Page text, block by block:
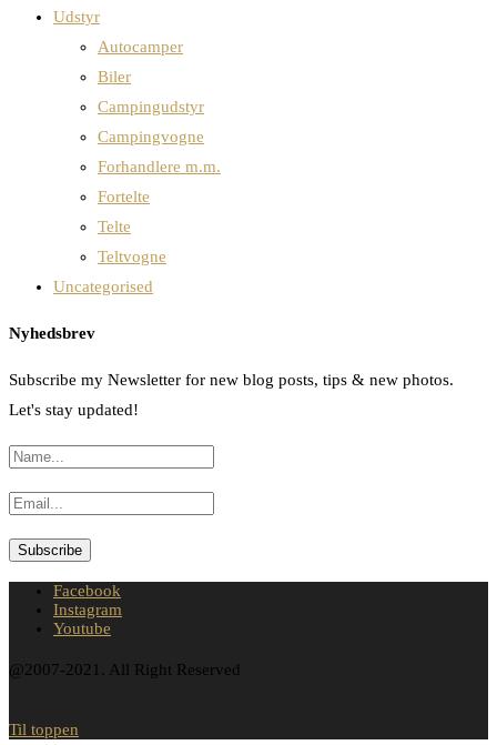
Udstyr
Autocamper
Biler
Campingudstyr
Campingvogne
Forhandlere m.m.
Fortelte
Telte
Teltvogne
Uncategorised
Nyhedsbrev
Subscribe my Newsletter for new blog posts, tips & new photos.
Let's stay updated!
Facebook
Instagram
Youtube
@2007-2021. All Right Reserved
Til toppen